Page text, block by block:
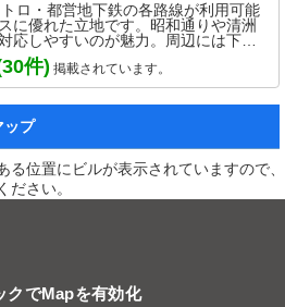
ロ・都営地下鉄の各路線が利用可能
に優れた立地です。昭和通りや清洲
応しやすいのが魅力。周辺には下町
がりつつ、事務所利用に適した小規
ます。ビジネスと暮らしの機能が共
プ企業や個人事業主にも支持されて
上野といった観光地があることで、
点としても適したエリアです。
30件) 掲載されています。
ップ
る位置にビルが表示されていますので、
ださい。
クでMapを有効化